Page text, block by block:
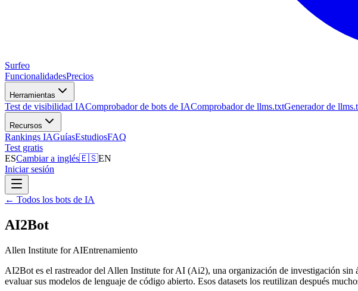
Surfeo
FuncionalidadesPrecios
Herramientas
Test de visibilidad IAComprobador de bots de IAComprobador de llms.txtGenerador de
Recursos
Rankings IAGuíasEstudiosFAQ
Test gratis
ESCambiar a inglés🇪🇸EN
Iniciar sesión
← Todos los bots de IA
AI2Bot
Allen Institute for AIEntrenamiento
AI2Bot es el rastreador del Allen Institute for AI (Ai2), una organización de investigación sin
evaluar sus modelos de lenguaje de código abierto. Esos datasets los reutilizan después